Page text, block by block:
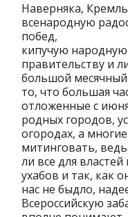
Наверняка,
всенародную
побед,
кипучую
правительству и
большой месячный
то, что большая
отложенные с
родных городов,
огородах, а
митинговать,
ли все для
ухабов и так, как
нас не быдло,
Всероссийскую